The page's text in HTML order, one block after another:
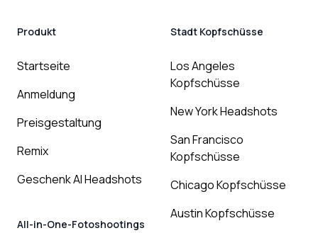
Produkt
Startseite
Anmeldung
Preisgestaltung
Remix
Geschenk AI Headshots
All-in-One-Fotoshootings
Stadt Kopfschüsse
Los Angeles
Kopfschüsse
New York Headshots
San Francisco
Kopfschüsse
Chicago Kopfschüsse
Austin Kopfschüsse